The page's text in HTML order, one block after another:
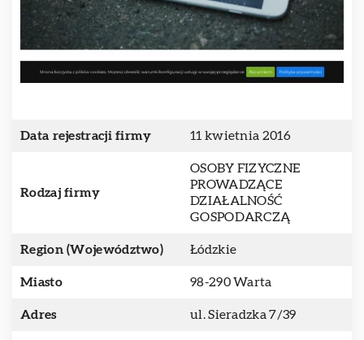
Data rejestracji firmy 11 kwietnia 2016
Rodzaj firmy
OSOBY FIZYCZNE
PROWADZĄCE
DZIAŁALNOŚĆ
GOSPODARCZĄ
Region (Województwo) Łódzkie
Miasto 98-290 Warta
Adres ul. Sieradzka 7/39